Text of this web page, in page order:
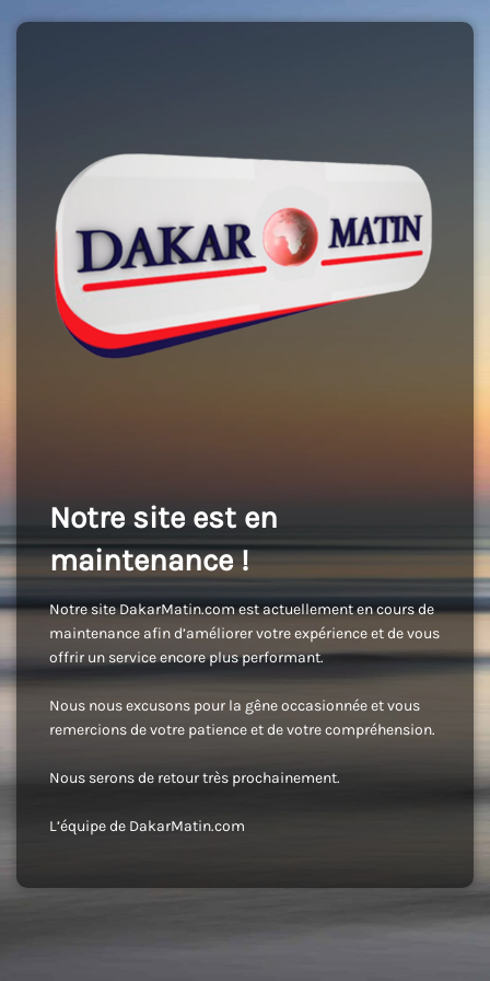
Notre site est en
maintenance !
Notre site DakarMatin.com est actuellement en cours de
maintenance afin d’améliorer votre expérience et de vous
offrir un service encore plus performant.
Nous nous excusons pour la gêne occasionnée et vous
remercions de votre patience et de votre compréhension.
Nous serons de retour très prochainement.
L’équipe de DakarMatin.com